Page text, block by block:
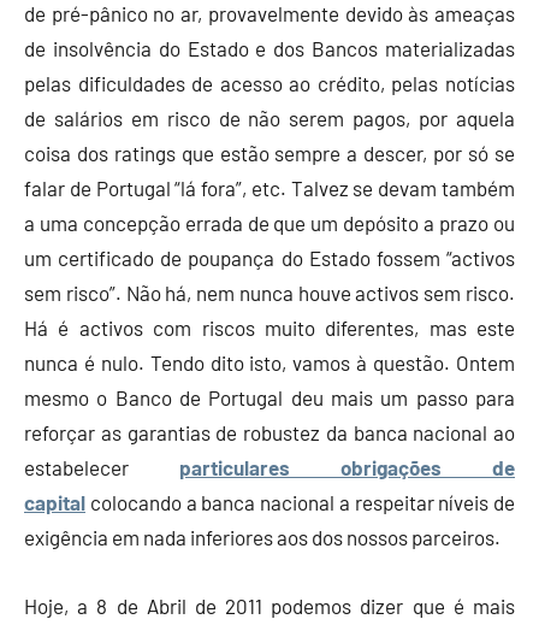
de pré-pânico no ar, provavelmente devido às ameaças
de insolvência do Estado e dos Bancos materializadas
pelas dificuldades de acesso ao crédito, pelas notícias
de salários em risco de não serem pagos, por aquela
coisa dos ratings que estão sempre a descer, por só se
falar de Portugal “lá fora”, etc. Talvez se devam também
a uma concepção errada de que um depósito a prazo ou
um certificado de poupança do Estado fossem “activos
sem risco”. Não há, nem nunca houve activos sem risco.
Há é activos com riscos muito diferentes, mas este
nunca é nulo. Tendo dito isto, vamos à questão. Ontem
mesmo o Banco de Portugal deu mais um passo para
reforçar as garantias de robustez da banca nacional ao
estabelecer particulares obrigações de
capital colocando a banca nacional a respeitar níveis de
exigência em nada inferiores aos dos nossos parceiros.
Hoje, a 8 de Abril de 2011 podemos dizer que é mais